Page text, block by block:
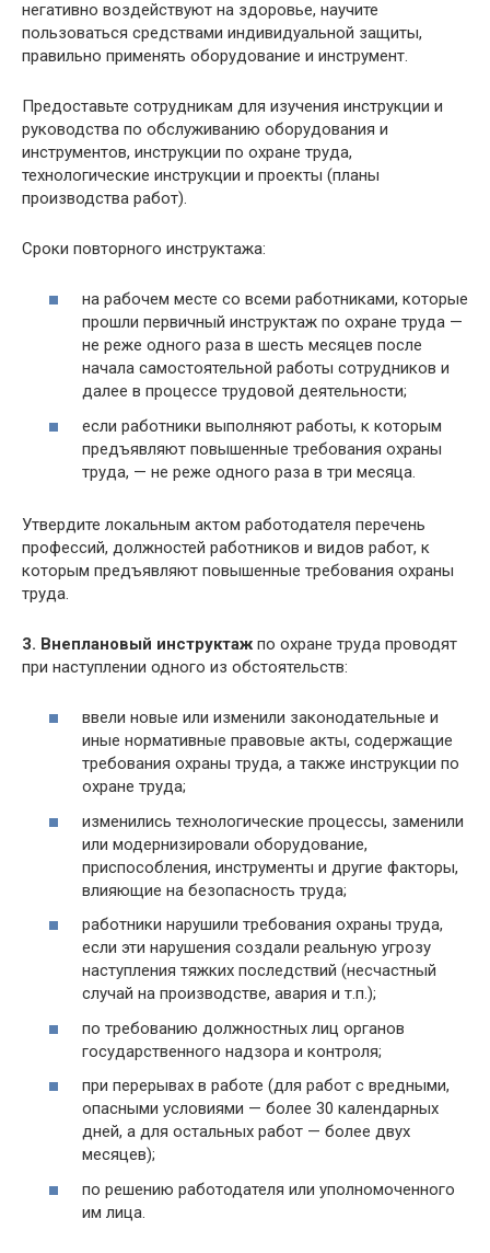
негативно воздействуют на здоровье, научите
пользоваться средствами индивидуальной защиты,
правильно применять оборудование и инструмент.
Предоставьте сотрудникам для изучения инструкции и
руководства по обслуживанию оборудования и
инструментов, инструкции по охране труда,
технологические инструкции и проекты (планы
производства работ).
Сроки повторного инструктажа:
на рабочем месте со всеми работниками, которые
прошли первичный инструктаж по охране труда —
не реже одного раза в шесть месяцев после
начала самостоятельной работы сотрудников и
далее в процессе трудовой деятельности;
если работники выполняют работы, к которым
предъявляют повышенные требования охраны
труда, — не реже одного раза в три месяца.
Утвердите локальным актом работодателя перечень
профессий, должностей работников и видов работ, к
которым предъявляют повышенные требования охраны
труда.
3. Внеплановый инструктаж по охране труда проводят
при наступлении одного из обстоятельств:
ввели новые или изменили законодательные и
иные нормативные правовые акты, содержащие
требования охраны труда, а также инструкции по
охране труда;
изменились технологические процессы, заменили
или модернизировали оборудование,
приспособления, инструменты и другие факторы,
влияющие на безопасность труда;
работники нарушили требования охраны труда,
если эти нарушения создали реальную угрозу
наступления тяжких последствий (несчастный
случай на производстве, авария и т.п.);
по требованию должностных лиц органов
государственного надзора и контроля;
при перерывах в работе (для работ с вредными,
опасными условиями — более 30 календарных
дней, а для остальных работ — более двух
месяцев);
по решению работодателя или уполномоченного
им лица.